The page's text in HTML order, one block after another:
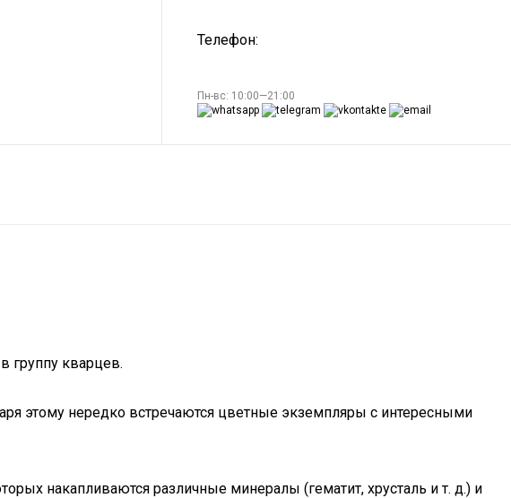
Телефон:
Пн-вс: 10:00—21:00
группу кварцев.
этому нередко встречаются цветные экземпляры с интересными
накапливаются различные минералы (гематит, хрусталь и т. д.) и